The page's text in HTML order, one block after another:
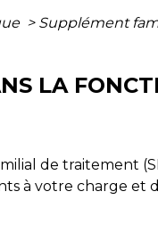
> Supplément
LA
de traitement
à votre charge et